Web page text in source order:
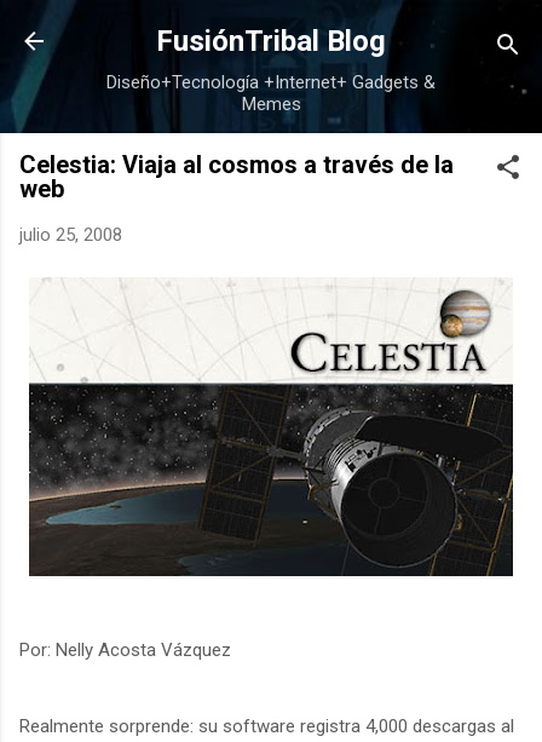
Ir al contenido principal
FusiónTribal Blog
Diseño+Tecnología +Internet+ Gadgets &
Memes
Celestia: Viaja al cosmos a través de la
web
julio 25, 2008
Por: Nelly Acosta Vázquez
Realmente sorprende: su software registra 4,000 descargas al